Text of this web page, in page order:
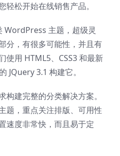
松开始在线销售产品。
WordPress 主题，超级灵
分，有很多可能性，并且有
使用 HTML5、CSS3 和最新
JQuery 3.1 构建它。
建完整的分类解决方案。
题，重点关注排版、可用性
速度非常快，而且易于定